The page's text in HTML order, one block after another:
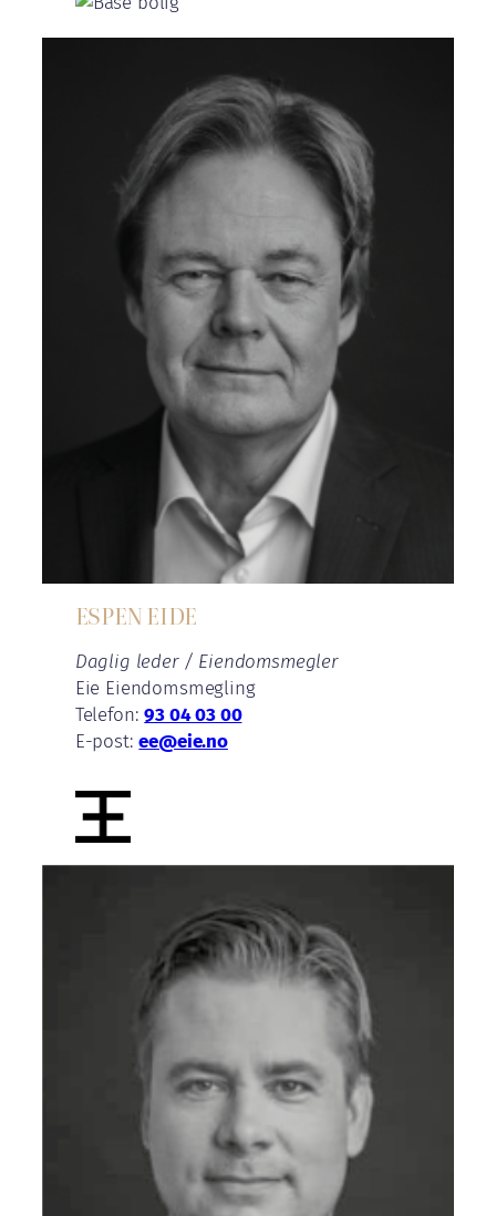
ESPEN EIDE
Daglig leder / Eiendomsmegler
Eie Eiendomsmegling
Telefon:93 04 03 00
E-post:ee@eie.no